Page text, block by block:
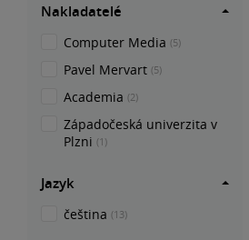
Nakladatelé
Computer Media (5)
Pavel Mervart (5)
Academia (2)
Západočeská univerzita v
Plzni (1)
Jazyk
čeština (13)